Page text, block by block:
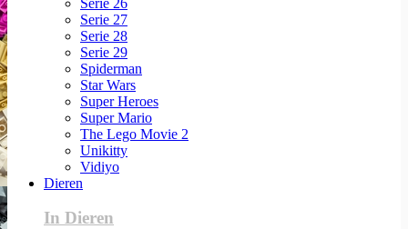
Serie 27
Serie 28
Serie 29
Spiderman
Star Wars
Super Heroes
Super Mario
The Lego Movie 2
Unikitty
Vidiyo
Dieren
In Dieren